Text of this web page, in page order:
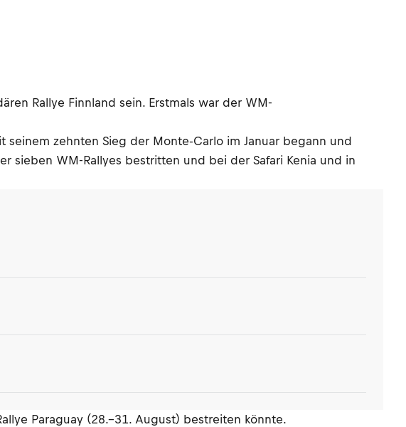
Rallye Finnland sein. Erstmals war der WM-
zehnten Sieg der Monte-Carlo im Januar begann und
sieben WM-Rallyes bestritten und bei der Safari Kenia und in
Paraguay (28.–31. August) bestreiten könnte.